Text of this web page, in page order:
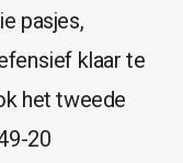
pasjes,
klaar te
het tweede
20